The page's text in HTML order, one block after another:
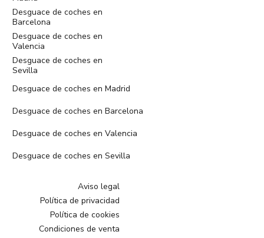
Desguace de coches en
Barcelona
Desguace de coches en
Valencia
Desguace de coches en
Sevilla
Desguace de coches en Madrid
Desguace de coches en Barcelona
Desguace de coches en Valencia
Desguace de coches en Sevilla
Aviso legal
Política de privacidad
Política de cookies
Condiciones de venta